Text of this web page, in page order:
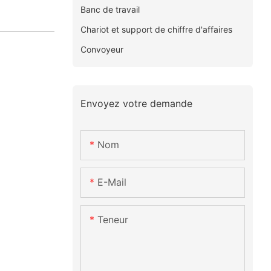
Banc de travail
Chariot et support de chiffre d'affaires
Convoyeur
Envoyez votre demande
Nom
E-Mail
Teneur